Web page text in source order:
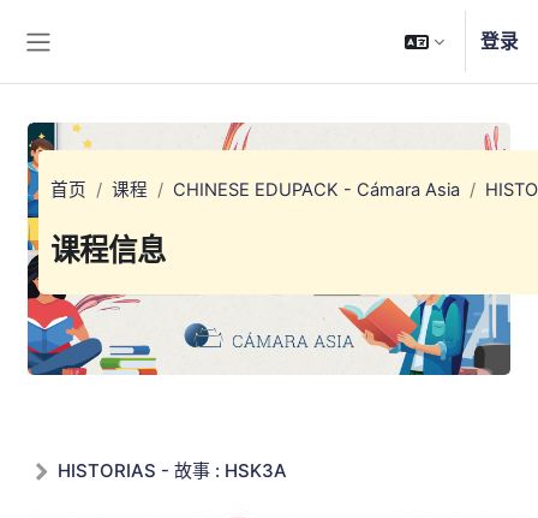
登录
首页 课程 CHINESE EDUPACK - Cámara Asia
课程信息
HISTORIAS - 故事 : HSK3A